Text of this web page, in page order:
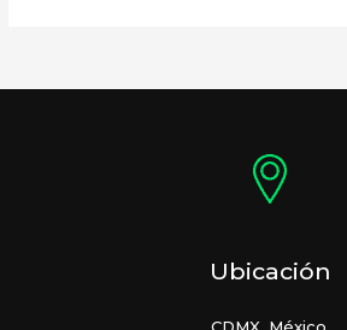
Ubicación